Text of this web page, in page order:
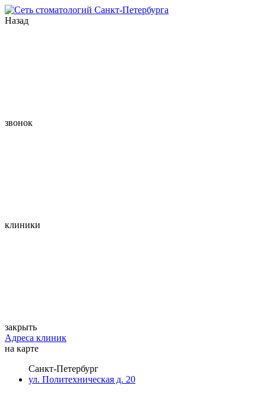
Назад
звонок
клиники
закрыть
Адреса клиник
на карте
Санкт-Петербург
ул. Политехническая д. 20